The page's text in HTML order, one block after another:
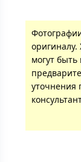
оригиналу.
могут
уточнения